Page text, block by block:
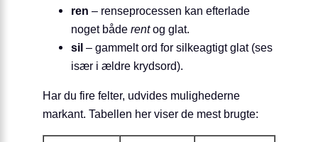
ren – renseprocessen kan efterlade
noget både rentog glat.
sil – gammelt ord for silkeagtigt glat (ses
især i ældre krydsord).
Har du fire felter, udvides mulighederne
markant. Tabellen her viser de mest brugte: